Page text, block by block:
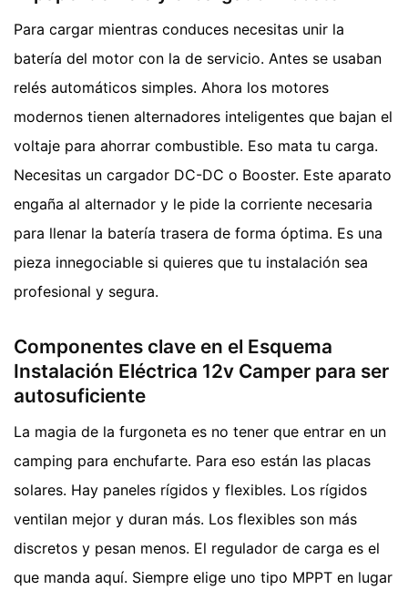
Para cargar mientras conduces necesitas unir la
batería del motor con la de servicio. Antes se usaban
relés automáticos simples. Ahora los motores
modernos tienen alternadores inteligentes que bajan el
voltaje para ahorrar combustible. Eso mata tu carga.
Necesitas un cargador DC-DC o Booster. Este aparato
engaña al alternador y le pide la corriente necesaria
para llenar la batería trasera de forma óptima. Es una
pieza innegociable si quieres que tu instalación sea
profesional y segura.
Componentes clave en el Esquema
Instalación Eléctrica 12v Camper para ser
autosuficiente
La magia de la furgoneta es no tener que entrar en un
camping para enchufarte. Para eso están las placas
solares. Hay paneles rígidos y flexibles. Los rígidos
ventilan mejor y duran más. Los flexibles son más
discretos y pesan menos. El regulador de carga es el
que manda aquí. Siempre elige uno tipo MPPT en lugar